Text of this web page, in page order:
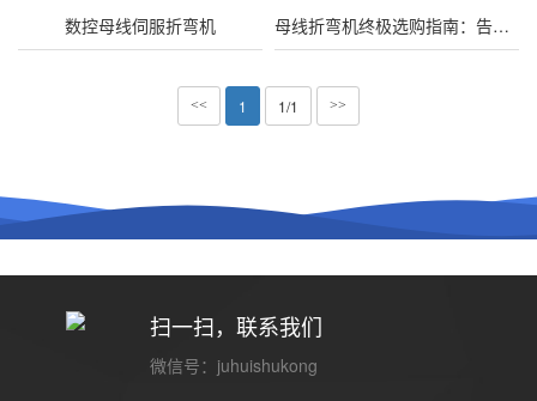
数控母线伺服折弯机 母线折弯机终极选购指南：告别手工折弯，效率与精度如何兼得
<< 1 1/1 >>
扫一扫，联系我们
微信号：juhuishukong